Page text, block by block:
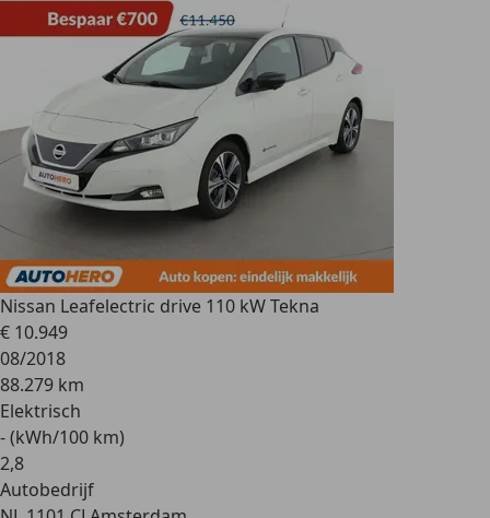
Nissan Leafelectric drive 110 kW Tekna
€ 10.949
08/2018
88.279 km
Elektrisch
- (kWh/100 km)
2,8
Autobedrijf